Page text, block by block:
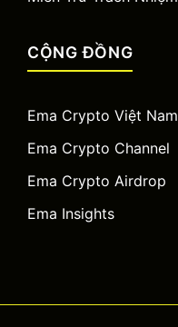
CỘNG ĐỒNG
Ema Crypto Việt Nam
Ema Crypto Channel
Ema Crypto Airdrop
Ema Insights